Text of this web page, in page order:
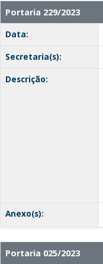
Portaria 229/2023
Data:
Secretaria(s):
Descrição:
Anexo(s):
Portaria 025/2023